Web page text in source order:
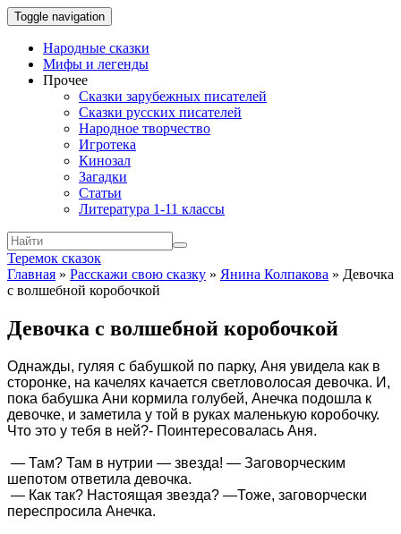
Toggle navigation
Народные сказки
Мифы и легенды
Прочее
Сказки зарубежных писателей
Сказки русских писателей
Народное творчество
Игротека
Кинозал
Загадки
Статьи
Литература 1-11 классы
Теремок сказок
Главная » Расскажи свою сказку » Янина Колпакова » Девочка
с волшебной коробочкой
Девочка с волшебной коробочкой
Однажды, гуляя с бабушкой по парку, Аня увидела как в
сторонке, на качелях качается светловолосая девочка. И,
пока бабушка Ани кормила голубей, Анечка подошла к
девочке, и заметила у той в руках маленькую коробочку.
Что это у тебя в ней?- Поинтересовалась Аня.
— Там? Там в нутрии — звезда! — Заговорческим
шепотом ответила девочка.
— Как так? Настоящая звезда? —Тоже, заговорчески
переспросила Анечка.